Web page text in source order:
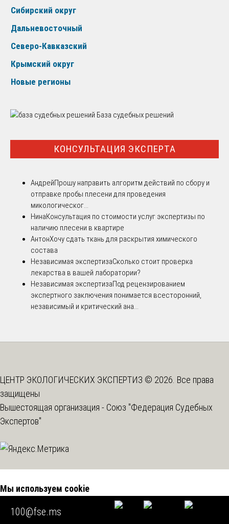
Сибирский округ
Дальневосточный
Северо-Кавказский
Крымский округ
Новые регионы
База судебных решений
КОНСУЛЬТАЦИЯ ЭКСПЕРТА
АндрейПрошу направить алгоритм действий по сбору и
отправке пробы плесени для проведения
микологическог...
НинаКонсультация по стоимости услуг экспертизы по
наличию плесени в квартире
АнтонХочу сдать ткань для раскрытия химического
состава
Независимая экспертизаСколько стоит проверка
лекарства в вашей лаборатории?
Независимая экспертизаПод рецензированием
экспертного заключения понимается всесторонний,
независимый и критический ана...
ЦЕНТР ЭКОЛОГИЧЕСКИХ ЭКСПЕРТИЗ © 2026. Все права
защищены
Вышестоящая организация - Союз "Федерация Судебных
Экспертов"
100@fse.ms
Мы используем cookie
Во время посещения нашего сайта вы соглашаетесь с тем,